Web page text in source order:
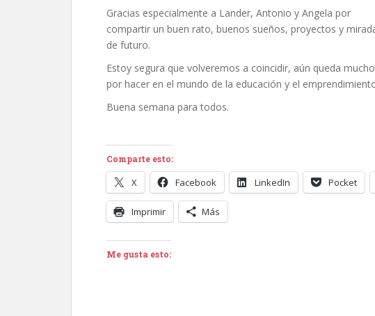
Gracias especialmente a Lander, Antonio y Angela por
compartir un buen rato, buenos sueños, proyectos y
de futuro.
Estoy segura que volveremos a coincidir, aún queda mucho
por hacer en el mundo de la educación y el
Buena semana para todos.
Comparte esto:
X Facebook LinkedIn Pocket
Imprimir Más
Me gusta esto: